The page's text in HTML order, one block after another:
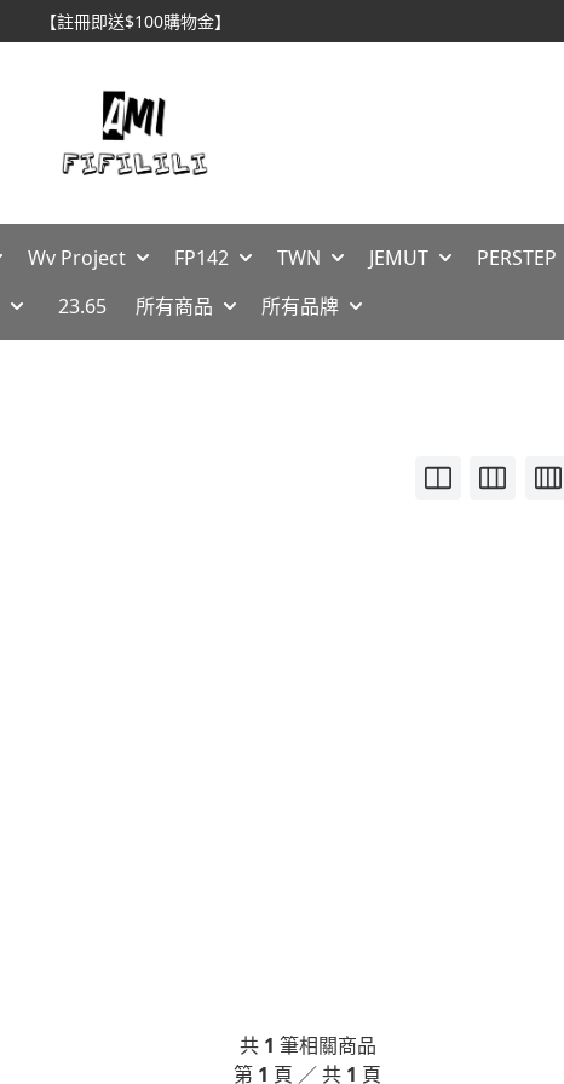
【註冊即送$100購物金】
Wv Project FP142 TWN JEMUT PERSTEP
23.65 所有商品 所有品牌
共 1 筆相關商品
第 1 頁 ／ 共 1 頁